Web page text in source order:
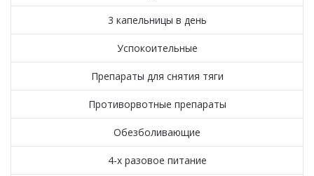
3 капельницы в день
Успокоительные
Препараты для снятия тяги
Противорвотные препараты
Обезболивающие
4-х разовое питание